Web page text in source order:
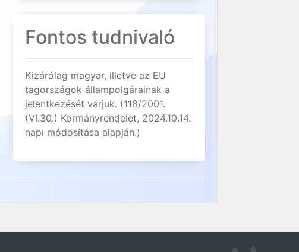
Fontos tudnivaló
Kizárólag magyar, illetve az EU
tagországok állampolgárainak a
jelentkezését várjuk. (118/2001.
(VI.30.) Kormányrendelet, 2024.10.14.
napi módosítása alapján.)